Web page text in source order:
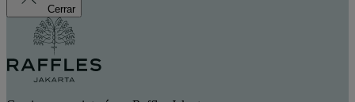
Cerrar